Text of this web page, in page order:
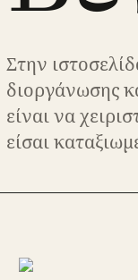
Στην
διοργάνωσης
είναι να
είσαι